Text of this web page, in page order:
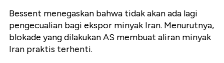
Bessent menegaskan bahwa tidak akan ada lagi
pengecualian bagi ekspor minyak Iran. Menurutnya,
blokade yang dilakukan AS membuat aliran minyak
Iran praktis terhenti.